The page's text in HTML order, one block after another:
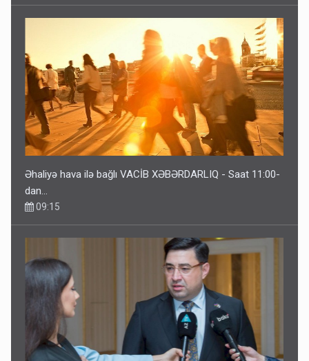
Əhaliyə hava ilə bağlı VACİB XƏBƏRDARLIQ - Saat 11:00-
dan…
09:15